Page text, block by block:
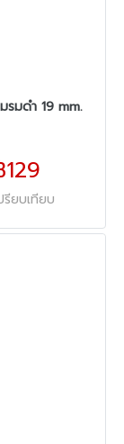
รมดำ 19 mm.
รียบเทียบ